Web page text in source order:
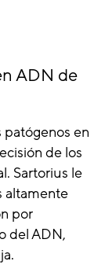
ADN de
en
de los
Sartorius le
altamente
por
del ADN,